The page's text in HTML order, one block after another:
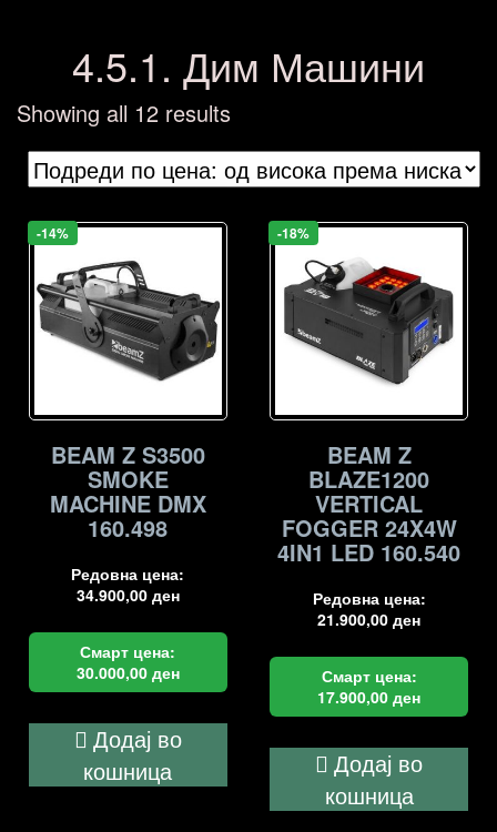
4.5.1. Дим Машини
Showing all 12 resultsSorted
by
price:
-14%
BEAM Z S3500
SMOKE
MACHINE DMX
160.498
Редовна цена:
34.900,00 ден
Смарт цена:
30.000,00 ден
Додај во
кошница
-18%
BEAM Z
BLAZE1200
VERTICAL
FOGGER 24X4W
4IN1 LED 160.540
Редовна цена:
21.900,00ден
Смарт цена:
17.900,00ден
Додај во
кошница